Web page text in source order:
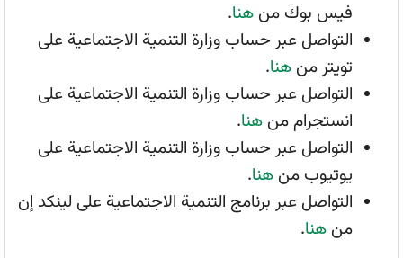
فيس بوك من هنا.
التواصل عبر حساب وزارة التنمية الاجتماعية على
تويتر من هنا.
التواصل عبر حساب وزارة التنمية الاجتماعية على
انستجرام من هنا.
التواصل عبر حساب وزارة التنمية الاجتماعية على
يوتيوب من هنا.
التواصل عبر برنامج التنمية الاجتماعية على لينكد إن
من هنا.